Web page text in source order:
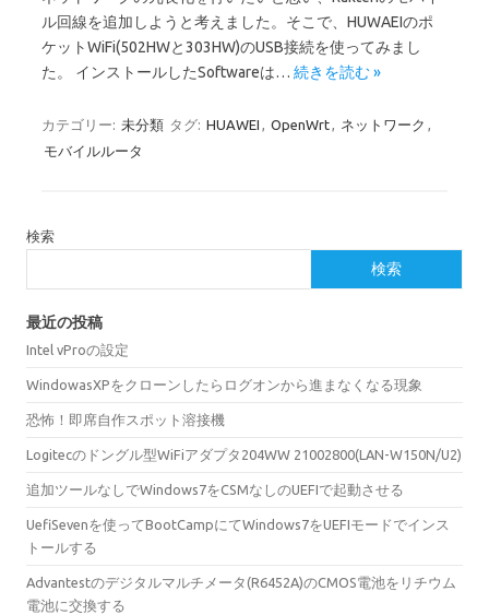
ル回線を追加しようと考えました。そこで、HUWAEIのポ
ケットWiFi(502HWと303HW)のUSB接続を使ってみまし
た。 インストールしたSoftwareは… 続きを読む »
カテゴリー: 未分類 タグ: HUAWEI , OpenWrt, ネットワーク ,
モバイルルータ
検索
検索
最近の投稿
Intel vProの設定
WindowasXPをクローンしたらログオンから進まなくなる現象
恐怖！即席自作スポット溶接機
Logitecのドングル型WiFiアダプタ204WW 21002800(LAN-W150N/U2)
追加ツールなしでWindows7をCSMなしのUEFIで起動させる
UefiSevenを使ってBootCampにてWindows7をUEFIモードでインス
トールする
Advantestのデジタルマルチメータ(R6452A)のCMOS電池をリチウム
電池に交換する